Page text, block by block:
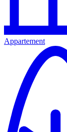
Appartement